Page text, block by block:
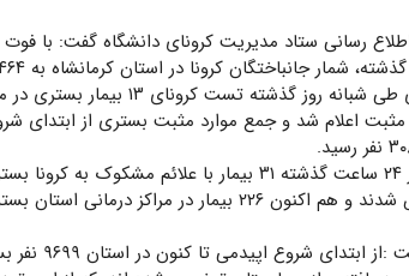
رسانی ستاد مدیریت کرونای دانشگاه گفت:
شمار جانباختگان کرونا در استان کرمانشاه به ۴۶۴ نفر رسید.
مهدی محمدی طی شبانه روز گذشته تست کرونای ۱۳ بیمار
مثبت اعلام شد و جمع موارد مثبت بستری از ابتدای
نفر نیز ترخیص شدند و هم اکنون ۲۲۶ بیمار در مراکز درمانی
وی اظهار داشت :از ابتدای